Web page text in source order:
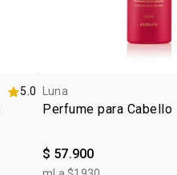
5.0 Luna
Perfume para Cabello
$ 57.900